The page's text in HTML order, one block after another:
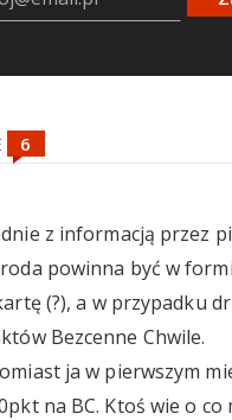
z informacją przez
powinna być w
(?), a w przypadku
Bezcenne Chwile.
ja w pierwszym
na BC. Ktoś wie o co